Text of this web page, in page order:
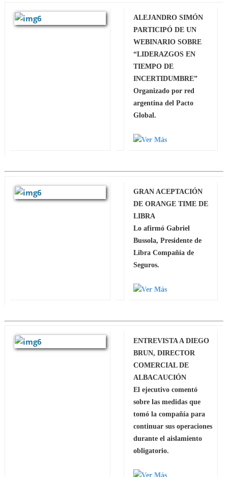
ALEJANDRO SIMÓN
PARTICIPÓ DE UN
WEBINARIO SOBRE
“LIDERAZGOS EN
TIEMPO DE
INCERTIDUMBRE”
Organizado por red
argentina del Pacto
Global.
GRAN ACEPTACIÓN
DE ORANGE TIME DE
LIBRA
Lo afirmó Gabriel
Bussola, Presidente de
Libra Compañía de
Seguros.
ENTREVISTA A DIEGO
BRUN, DIRECTOR
COMERCIAL DE
ALBACAUCIÓN
El ejecutivo comentó
sobre las medidas que
tomó la compañía para
continuar sus operaciones
durante el aislamiento
obligatorio.